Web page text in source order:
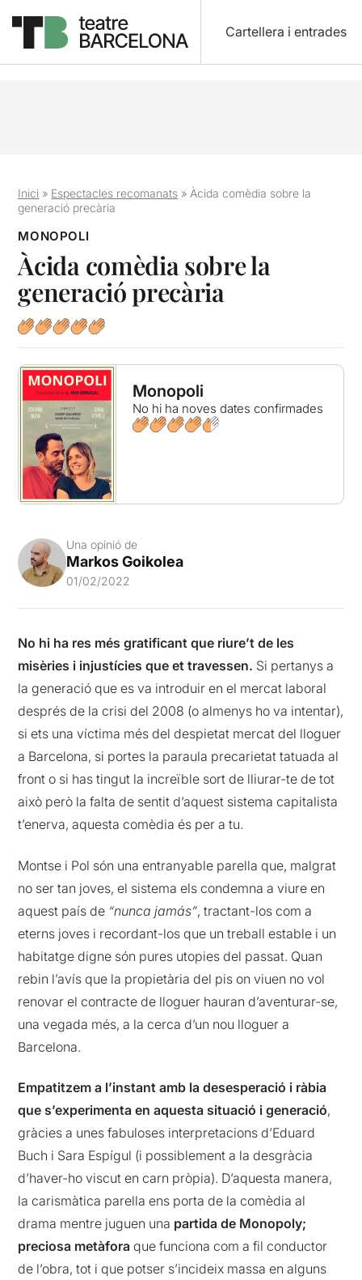
Cartellera i entrades
Inici » Espectacles recomanats » Àcida comèdia sobre la
generació precària
MONOPOLI
Àcida comèdia sobre la
generació precària
Monopoli
No hi ha noves dates confirmades
Una opinió de
Markos Goikolea
01/02/2022
No hi ha res més gratificant que riure’t de les
misèries i injustícies que et travessen. Si pertanys a
la generació que es va introduir en el mercat laboral
després de la crisi del 2008 (o almenys ho va intentar),
si ets una víctima més del despietat mercat del lloguer
a Barcelona, si portes la paraula precarietat tatuada al
front o si has tingut la increïble sort de lliurar-te de tot
això però la falta de sentit d’aquest sistema capitalista
t’enerva, aquesta comèdia és per a tu.
Montse i Pol són una entranyable parella que, malgrat
no ser tan joves, el sistema els condemna a viure en
aquest país de “nunca jamás”, tractant-los com a
eterns joves i recordant-los que un treball estable i un
habitatge digne són pures utopies del passat. Quan
rebin l’avís que la propietària del pis on viuen no vol
renovar el contracte de lloguer hauran d’aventurar-se,
una vegada més, a la cerca d’un nou lloguer a
Barcelona.
Empatitzem a l’instant amb la desesperació i ràbia
que s’experimenta en aquesta situació i generació,
gràcies a unes fabuloses interpretacions d’Eduard
Buch i Sara Espígul (i possiblement a la desgràcia
d’haver-ho viscut en carn pròpia). D’aquesta manera,
la carismàtica parella ens porta de la comèdia al
drama mentre juguen una partida de Monopoly;
preciosa metàforaque funciona com a fil conductor
de l’obra, tot i que potser s’incideix massa en alguns